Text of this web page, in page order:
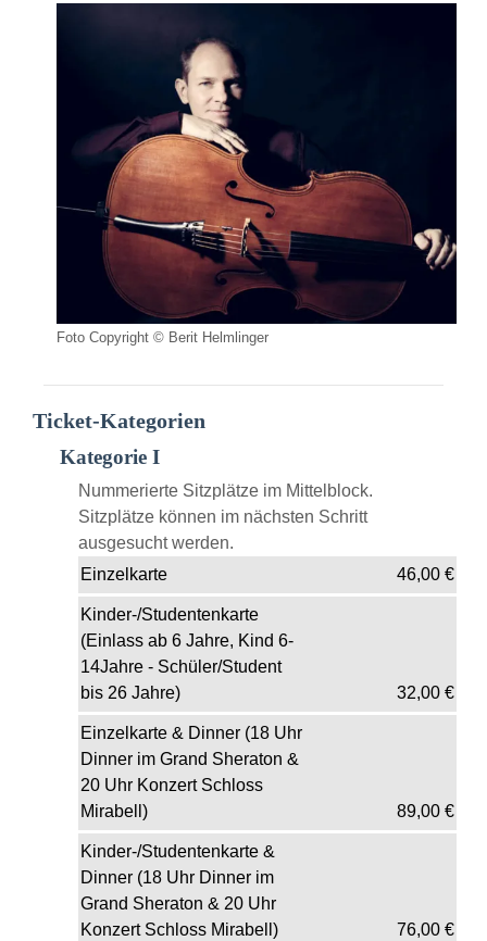
Foto Copyright © Berit Helmlinger
Ticket-Kategorien
Kategorie I
Nummerierte Sitzplätze im Mittelblock.
Sitzplätze können im nächsten Schritt
ausgesucht werden.
Einzelkarte
46,00€
Kinder-/Studentenkarte
(Einlass ab 6 Jahre, Kind 6-
14Jahre - Schüler/Student
bis 26 Jahre)
32,00€
Einzelkarte & Dinner (18 Uhr
Dinner im Grand Sheraton &
20 Uhr Konzert Schloss
Mirabell)
89,00€
Kinder-/Studentenkarte &
Dinner (18 Uhr Dinner im
Grand Sheraton & 20 Uhr
Konzert Schloss Mirabell)
76,00€